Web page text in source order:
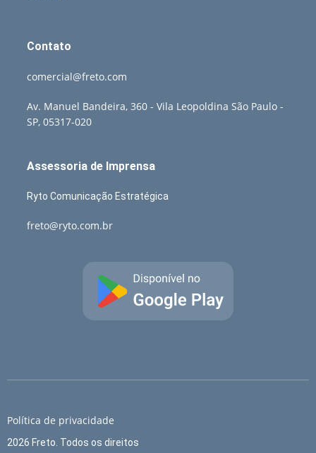
Contato
comercial@freto.com
Av. Manuel Bandeira, 360 - Vila Leopoldina São Paulo -
SP, 05317-020
Assessoria de Imprensa
Ryto Comunicação Estratégica
freto@ryto.com.br
Política de privacidade
2026 Freto. Todos os direitos